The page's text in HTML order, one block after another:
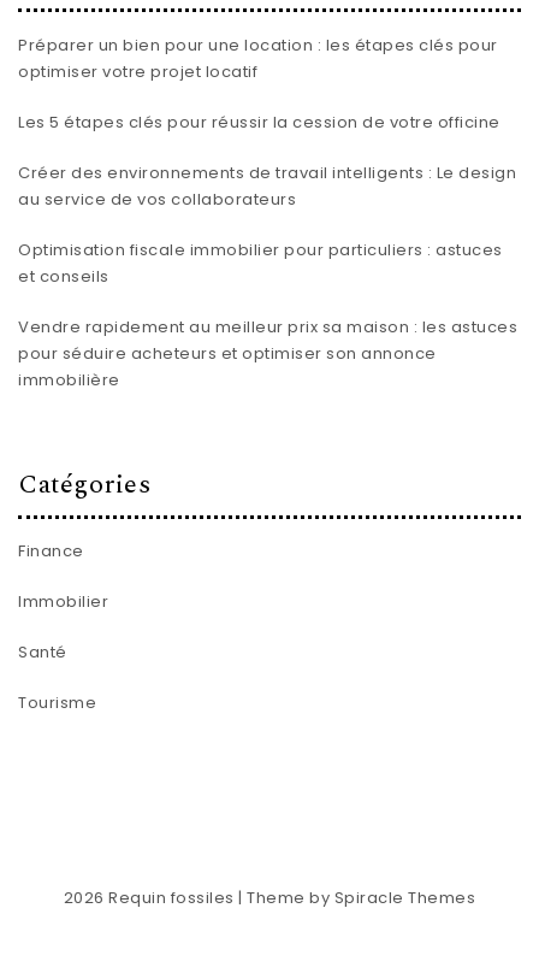
Préparer un bien pour une location : les étapes clés pour
optimiser votre projet locatif
Les 5 étapes clés pour réussir la cession de votre officine
Créer des environnements de travail intelligents : Le design
au service de vos collaborateurs
Optimisation fiscale immobilier pour particuliers : astuces
et conseils
Vendre rapidement au meilleur prix sa maison : les astuces
pour séduire acheteurs et optimiser son annonce
immobilière
Catégories
Finance
Immobilier
Santé
Tourisme
2026Requin fossiles | Theme by Spiracle Themes